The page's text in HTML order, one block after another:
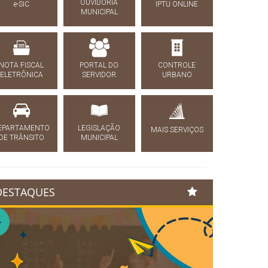
e-SIC
OUVIDORIA
MUNICIPAL
IPTU ONLINE
FISCAL
ELETRÔNICA
PORTAL DO
SERVIDOR
CONTROLE
URBANO
TRÂNSITO
LEGISLAÇÃO
MUNICIPAL
MAIS SERVIÇOS